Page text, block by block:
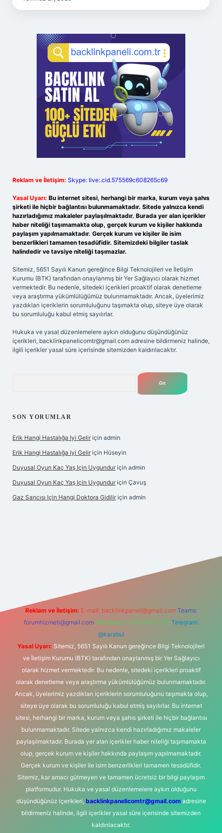
Reklam ve İletişim: Skype: live:.cid.575569c608265c69
Yasal Uyarı: Bu internet sitesi, herhangi bir marka, kurum veya şahıs
şirketi ile hiçbir bağlantısı bulunmamaktadır. Sitede yalnızca kendi
hazırladığımız makaleler paylaşılmaktadır. Burada yer alan içerikler
haber niteliği taşımamakta olup, gerçek kurum ve kişiler hakkında
paylaşım yapılmamaktadır. Gerçek kurum ve kişiler ile isim
benzerlikleri tamamen tesadüfidir. Sitemizdeki bilgiler taslak
halindedir ve tavsiye niteliği taşımazlar.
Sitemiz, 5651 Sayılı Kanun gereğince Bilgi Teknolojileri ve İletişim
Kurumu (BTK) tarafından onaylanmış bir Yer Sağlayıcı olarak hizmet
vermektedir. Bu nedenle, sitedeki içerikleri proaktif olarak denetleme
veya araştırma yükümlülüğümüz bulunmamaktadır. Ancak, üyelerimiz
yazdıkları içeriklerin sorumluluğunu taşımakta olup, siteye üye olarak
bu sorumluluğu kabul etmiş sayılırlar.
Hukuka ve yasal düzenlemelere aykırı olduğunu düşündüğünüz
içerikleri, backlinkpanelicomtr@gmail.com adresine bildirmeniz halinde,
ilgili içerikler yasal süre içerisinde sitemizden kaldırılacaktır.
SON YORUMLAR
Erik Hangi Hastalığa Iyi Gelir için admin
Erik Hangi Hastalığa Iyi Gelir için Hüseyin
Duyusal Oyun Kaç Yaş Için Uygundur için admin
Duyusal Oyun Kaç Yaş Için Uygundur için Çavuş
Gaz Sancısı Için Hangi Doktora Gidilir için admin
Reklam ve İletişim: E-mail: backlinkpaneli@gmail.com Teams:
forumhizmeti@gmail.com Whatsapp: 0262 606 0 726 Telegram:
@karabul
Yasal Uyarı: Sitemiz, 5651 Sayılı Kanun gereğince Bilgi Teknolojileri
ve İletişim Kurumu (BTK) tarafından onaylanmış bir Yer Sağlayıcı
olarak hizmet vermektedir. Bu nedenle, sitedeki içerikleri proaktif
olarak denetleme veya araştırma yükümlülüğümüz bulunmamaktadır.
Ancak, üyelerimiz yazdıkları içeriklerin sorumluluğunu taşımakta olup,
siteye üye olarak bu sorumluluğu kabul etmiş sayılırlar. Bu internet
sitesi, herhangi bir marka, kurum veya şahıs şirketi ile hiçbir bağlantısı
bulunmamaktadır. Sitede yalnızca kendi hazırladığımız makaleler
paylaşılmaktadır. Burada yer alan içerikler haber niteliği taşımamakta
olup, gerçek kurum ve kişiler hakkında paylaşım yapılmamaktadır.
Gerçek kurum ve kişiler ile isim benzerlikleri tamamen tesadüfidir.
Sitemiz, kar amacı gütmeyen ve tamamen ücretsiz bir bilgi paylaşım
platformudur. Hukuka ve yasal düzenlemelere aykırı olduğunu
düşündüğünüz içerikleri, backlinkpanelicomtr@gmail.comadresine
bildirmeniz halinde, ilgili içerikler yasal süre içerisinde sitemizden
kaldırılacaktır.